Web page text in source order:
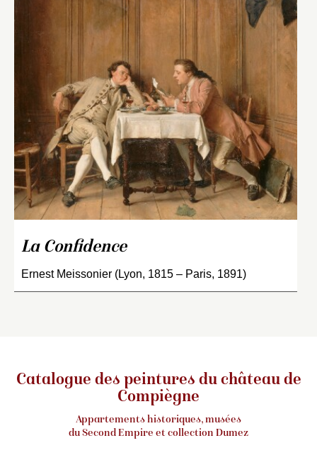
La Confidence
Ernest Meissonier (Lyon, 1815 – Paris, 1891)
Catalogue des peintures du château de
Compiègne
Appartements historiques, musées
du Second Empire et collection Dumez